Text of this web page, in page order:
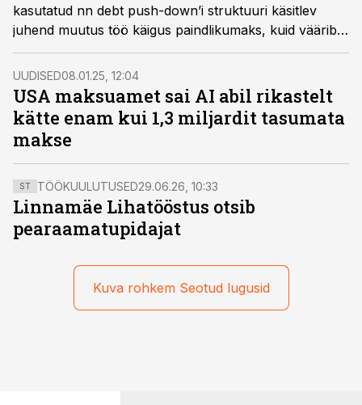
kasutatud nn debt push-down’i struktuuri käsitlev
juhend muutus töö käigus paindlikumaks, kuid väärib
tähelepanelikult tutvumist, kirjutab advokaadibüroo
Ellex Raidla maksunõunik Dmitri Rozenblat.
UUDISED08.01.25, 12:04
USA maksuamet sai AI abil rikastelt
kätte enam kui 1,3 miljardit tasumata
makse
ST TÖÖKUULUTUSED29.06.26, 10:33
Linnamäe Lihatööstus otsib
pearaamatupidajat
Kuva rohkem Seotud lugusid